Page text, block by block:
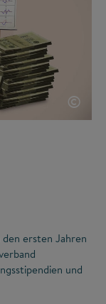
©
ersten Jahren
und